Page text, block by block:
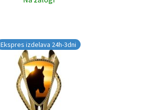
Ekspres izdelava 24h-3dni